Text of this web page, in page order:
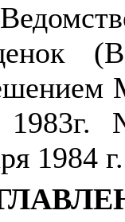
1984 г.